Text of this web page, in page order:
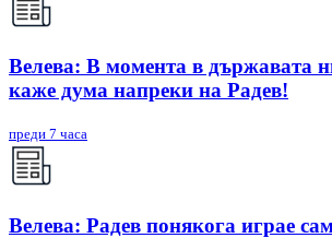
Велева: В момента в държавата
каже дума напреки на Радев!
преди 7 часа
Велева: Радев понякога играе